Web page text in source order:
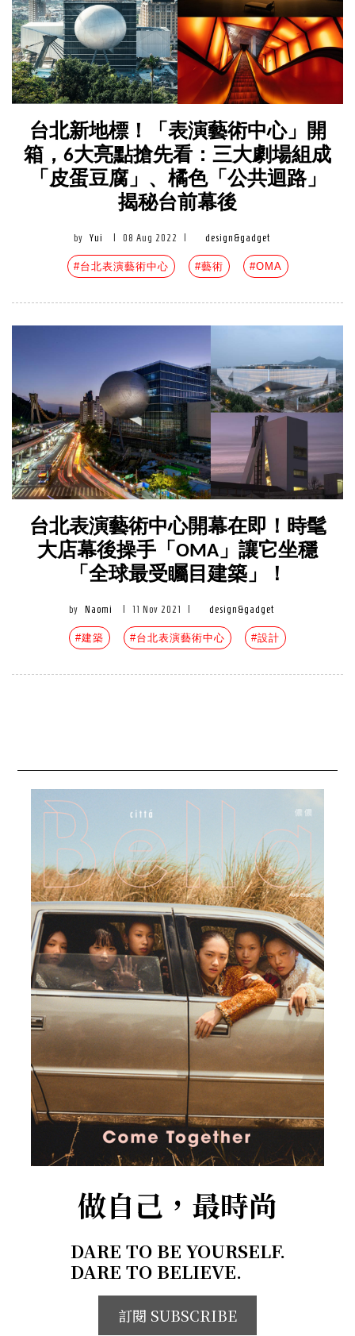
台北新地標！「表演藝術中心」開
箱，6大亮點搶先看：三大劇場組成
「皮蛋豆腐」、橘色「公共迴路」
揭秘台前幕後
by Yui 08 Aug 2022 design&gadget
#台北表演藝術中心 #藝術 #OMA
台北表演藝術中心開幕在即！時髦
大店幕後操手「OMA」讓它坐穩
「全球最受矚目建築」！
by Naomi 11 Nov 2021 design&gadget
#建築 #台北表演藝術中心 #設計
做自己，最時尚
DARE TO BE YOURSELF.
DARE TO BELIEVE.
訂閱 SUBSCRIBE